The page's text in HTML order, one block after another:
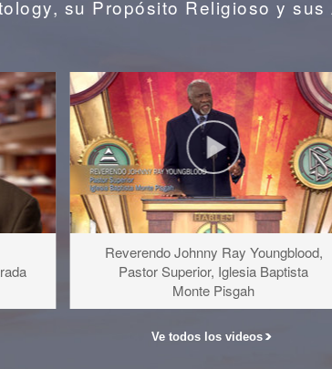
su Propósito Religioso y sus
Reverendo Johnny Ray Youngblood,
Pastor Superior, Iglesia Baptista
Monte Pisgah
Ve todos los videos